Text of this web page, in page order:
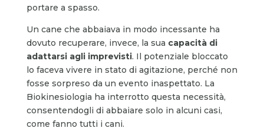
portare a spasso.
Un cane che abbaiava in modo incessante ha
dovuto recuperare, invece, la sua capacità di
adattarsi agli imprevisti. Il potenziale bloccato
lo faceva vivere in stato di agitazione, perché non
fosse sorpreso da un evento inaspettato. La
Biokinesiologia ha interrotto questa necessità,
consentendogli di abbaiare solo in alcuni casi,
come fanno tutti i cani.